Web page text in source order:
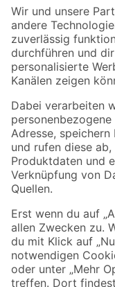
Der toom Newsletter:
Zur Newsletter
Folge uns
Zahlungsarten
Sicher einkaufen
Jetzt die toom-App